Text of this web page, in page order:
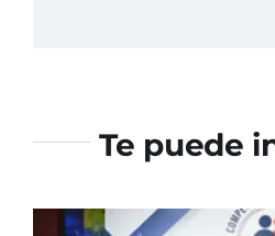
Te puede